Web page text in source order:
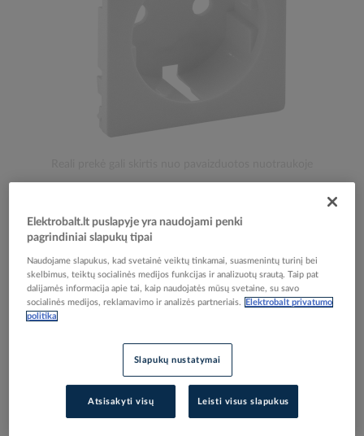
to
the
images
gallery
EAN kodas
3414970457707
Gamintojo prekės kodas
Elektrobalt.lt puslapyje yra naudojami penki
pagrindiniai slapukų tipai
Naudojame slapukus, kad svetainė veiktų tinkamai, suasmenintų turinį bei
skelbimus, teiktų socialinės medijos funkcijas ir analizuotų srautą. Taip pat
dalijamės informacija apie tai, kaip naudojatės mūsų svetaine, su savo
socialinės medijos, reklamavimo ir analizės partneriais.
Elektrobalt privatumo
politika
Slapukų nustatymai
Atsisakyti visų Leisti visus slapukus